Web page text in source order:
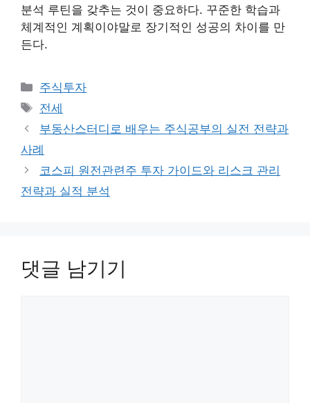
분석 루틴을 갖추는 것이 중요하다. 꾸준한 학습과
체계적인 계획이야말로 장기적인 성공의 차이를 만
든다.
카
테
리
주식투자
태
그
전세
부동산스터디로 배우는 주식공부의 실전 전략과
사례
코스피 원전관련주 투자 가이드와 리스크 관리
전략과 실적 분석
댓글 남기기